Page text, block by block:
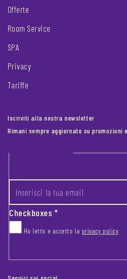
Offerte
Room Service
SPA
Privacy
Tariffe
Iscriviti alla nostra newsletter
Rimani sempre aggiornato su promozioni
Footer newsletter
Checkboxes*
Ho letto e accetto la privacy policy